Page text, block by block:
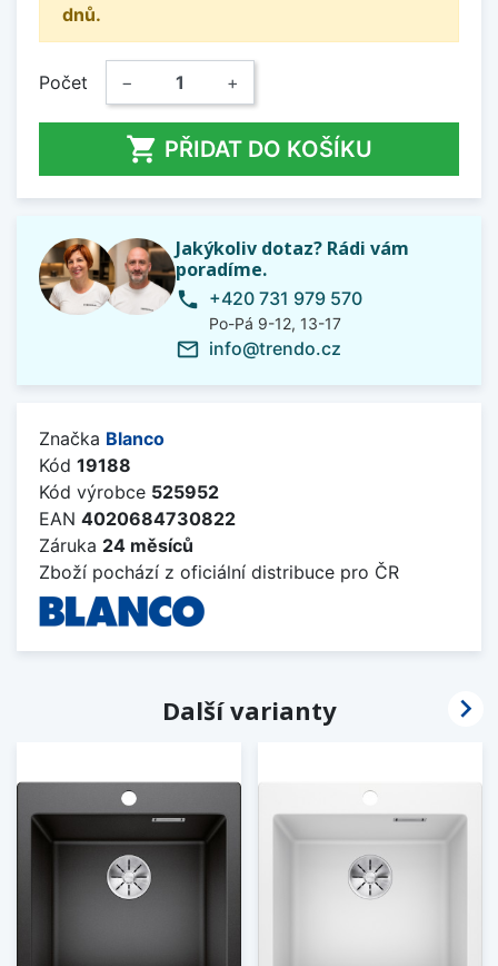
dnů.
Počet − +
 PŘIDAT DO KOŠÍKU
Jakýkoliv dotaz? Rádi vám
poradíme.
phone +420 731 979 570
Po-Pá 9-12, 13-17
mail_outline info@trendo.cz
Značka Blanco
Kód 19188
Kód výrobce 525952
EAN 4020684730822
Záruka 24 měsíců
Zboží pochází z oficiální distribuce pro ČR
Další varianty 